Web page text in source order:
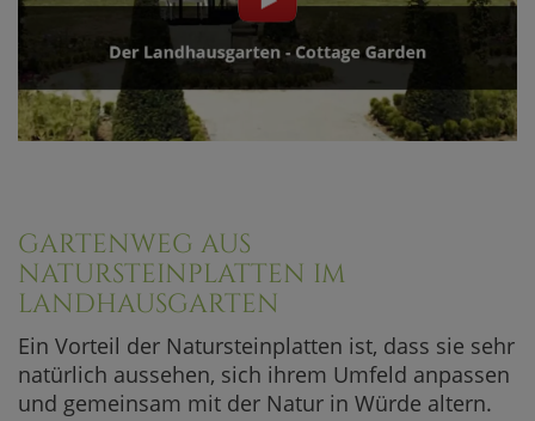
GARTENWEG AUS
NATURSTEINPLATTEN IM
LANDHAUSGARTEN
Ein Vorteil der Natursteinplatten ist, dass sie sehr
natürlich aussehen, sich ihrem Umfeld anpassen
und gemeinsam mit der Natur in Würde altern.